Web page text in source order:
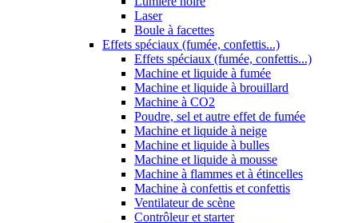
Laser
Boule à facettes
Effets spéciaux (fumée, confettis...)
Effets spéciaux (fumée, confettis...)
Machine et liquide à fumée
Machine et liquide à brouillard
Machine à CO2
Poudre, sel et autre effet de fumée
Machine et liquide à neige
Machine et liquide à bulles
Machine et liquide à mousse
Machine à flammes et à étincelles
Machine à confettis et confettis
Ventilateur de scène
Contrôleur et starter